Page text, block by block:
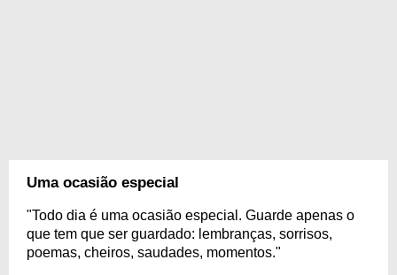
Uma ocasião especial
"Todo dia é uma ocasião especial. Guarde apenas o
que tem que ser guardado: lembranças, sorrisos,
poemas, cheiros, saudades, momentos."